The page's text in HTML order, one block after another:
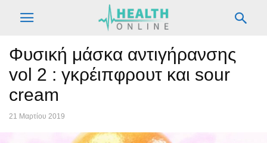
Φυσική μάσκα αντιγήρανσης
vol 2 : γκρέιπφρουτ και sour
cream
21 Μαρτίου 2019